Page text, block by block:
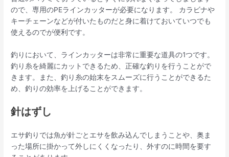
ので、専用のPEラインカッターが必要になります。 カラビナや
キーチェーンなどが付いたものだと身に着けておいていつでも
使えるのでが便利です。
釣りにおいて、ラインカッターは非常に重要な道具の1つです。
釣り糸を綺麗にカットできるため、正確な釣りを行うことがで
きます。また、釣り糸の始末をスムーズに行うことができるた
め、釣りの効率を上げることができます。
針はずし
エサ釣りでは魚が針ごとエサを飲み込んでしまうことや、奥ま
った場所に掛かって外しにくくなったり、外すのに時間を要す